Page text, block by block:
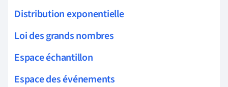
Distribution exponentielle
Loi des grands nombres
Espace échantillon
Espace des événements